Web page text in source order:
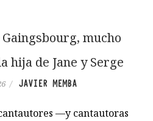
mucho
hija de Jane y Serge
/ JAVIER MEMBA
—y cantautoras